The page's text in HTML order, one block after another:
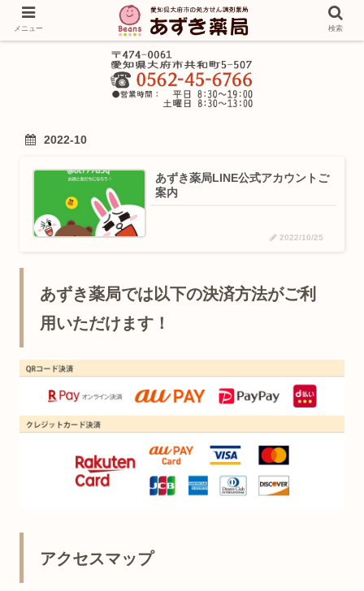
2022-10
あずき薬局LINE公式アカウントご
案内
2022/10/25
あずき薬局では以下の決済方法がご利
用いただけます！
アクセスマップ
メニュー 検索